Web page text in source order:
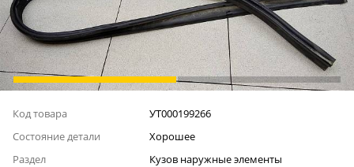
Код товара
УТ000199266
Состояние детали
Хорошее
Раздел
Кузов наружные элементы